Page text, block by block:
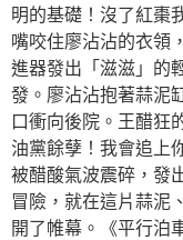
明的基礎！沒了紅棗
嘴咬住廖沾沾的衣領
進器發出「滋滋」的
發。廖沾沾抱著蒜泥
口衝向後院。王醋狂
油黨餘孽！我會追上
被醋酸氣波震碎，發
冒險，就在這片蒜泥
開了帷幕。《平行泊